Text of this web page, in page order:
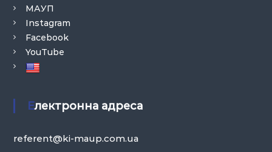
МАУП
Instagram
Facebook
YouTube
Електронна адреса
referent@ki-maup.com.ua